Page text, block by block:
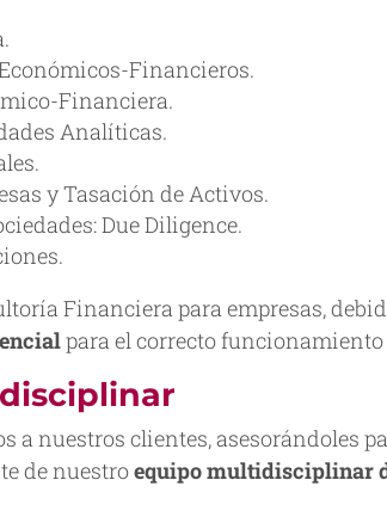
Financieros.
Financiera.
Analíticas.
y Tasación de Activos.
Due Diligence.
Financiera para empresas,
para el correcto
a nuestros clientes, asesorándoles
de nuestroequipo multidisciplinar